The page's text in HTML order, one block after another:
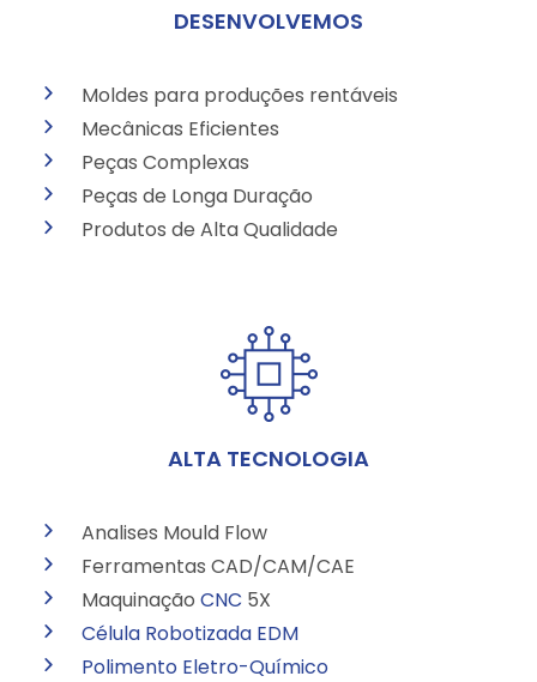
DESENVOLVEMOS
Moldes para produções rentáveis
Mecânicas Eficientes
Peças Complexas
Peças de Longa Duração
Produtos de Alta Qualidade
ALTA TECNOLOGIA
Analises Mould Flow
Ferramentas CAD/CAM/CAE
MaquinaçãoCNC 5X
Célula Robotizada EDM
Polimento Eletro-Químico